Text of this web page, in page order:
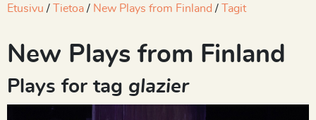
Etusivu Tietoa New Plays from Finland Tagit
New Plays from Finland
Plays for tag glazier